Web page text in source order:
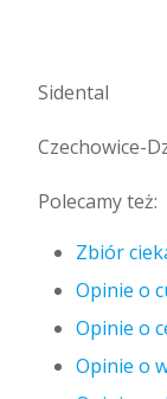
Sidental
Czechowice-
Polecamy też:
Zbiór
Opinie o
Opinie o
Opinie o